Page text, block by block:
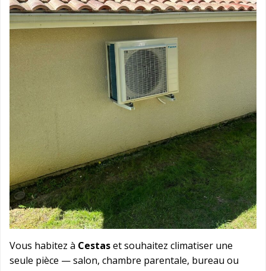
Vous habitez à Cestaset souhaitez climatiser une
seule pièce — salon, chambre parentale, bureau ou